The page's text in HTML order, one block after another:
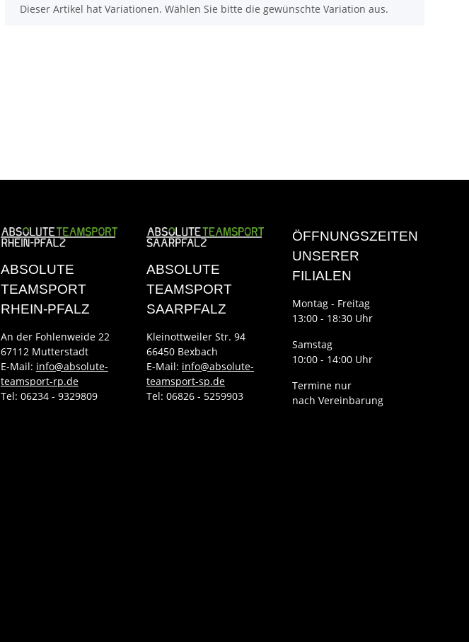
x
Dieser Artikel hat Variationen. Wählen Sie bitte die gewünschte Variation aus.
ABSOLUTE
TEAMSPORT
RHEIN-PFALZ
An der Fohlenweide 22
67112 Mutterstadt
E-Mail: info@absolute-
teamsport-rp.de
Tel: 06234 - 9329809
ABSOLUTE
TEAMSPORT
SAARPFALZ
Kleinottweiler Str. 94
66450 Bexbach
E-Mail: info@absolute-
teamsport-sp.de
Tel: 06826 - 5259903
ÖFFNUNGSZEITEN
UNSERER
FILIALEN
Montag - Freitag
13:00 - 18:30 Uhr
Samstag
10:00 - 14:00 Uhr
Termine nur
nach Vereinbarung